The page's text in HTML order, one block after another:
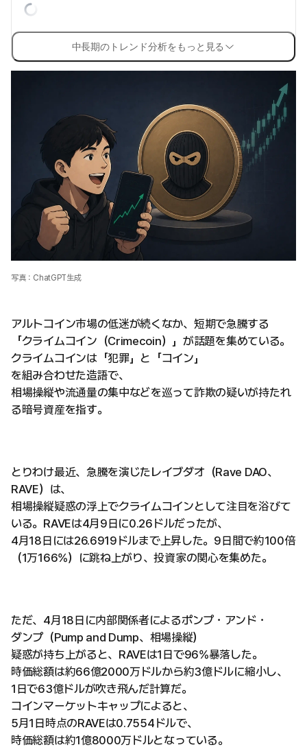
中長期のトレンド分析をもっと見る
写真：ChatGPT生成
アルトコイン市場の低迷が続くなか、短期で急騰する
「クライムコイン（Crimecoin）」が話題を集めている。
クライムコインは「犯罪」と「コイン」
を組み合わせた造語で、
相場操縦や流通量の集中などを巡って詐欺の疑いが持たれ
る暗号資産を指す。
とりわけ最近、急騰を演じたレイブダオ（Rave DAO、
RAVE）は、
相場操縦疑惑の浮上でクライムコインとして注目を浴びて
いる。RAVEは4月9日に0.26ドルだったが、
4月18日には26.6919ドルまで上昇した。9日間で約100倍
（1万166%）に跳ね上がり、投資家の関心を集めた。
ただ、4月18日に内部関係者によるポンプ・アンド・
ダンプ（Pump and Dump、相場操縦）
疑惑が持ち上がると、RAVEは1日で96%暴落した。
時価総額は約66億2000万ドルから約3億ドルに縮小し、
1日で63億ドルが吹き飛んだ計算だ。
コインマーケットキャップによると、
5月1日時点のRAVEは0.7554ドルで、
時価総額は約1億8000万ドルとなっている。